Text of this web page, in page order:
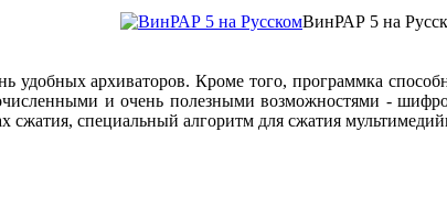
ВинРАР 5 на
удобных архиваторов. Кроме того, программка
и очень полезными возможностями -
специальный алгоритм для сжатия